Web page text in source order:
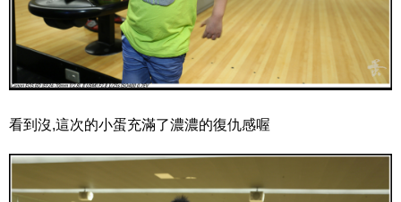
看到沒,這次的小蛋充滿了濃濃的復仇感喔